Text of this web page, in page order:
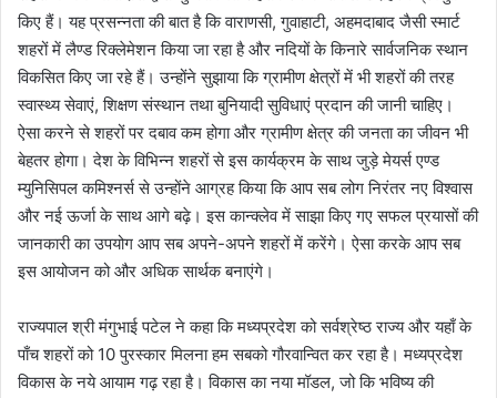
किए हैं। यह प्रसन्नता की बात है कि वाराणसी, गुवाहाटी, अहमदाबाद जैसी स्मार्ट
शहरों में लैण्ड रिक्लेमेशन किया जा रहा है और नदियों के किनारे सार्वजनिक स्थान
विकसित किए जा रहे हैं। उन्होंने सुझाया कि ग्रामीण क्षेत्रों में भी शहरों की तरह
स्वास्थ्य सेवाएं, शिक्षण संस्थान तथा बुनियादी सुविधाएं प्रदान की जानी चाहिए।
ऐसा करने से शहरों पर दबाव कम होगा और ग्रामीण क्षेत्र की जनता का जीवन भी
बेहतर होगा। देश के विभिन्न शहरों से इस कार्यक्रम के साथ जुड़े मेयर्स एण्ड
म्युनिसिपल कमिश्नर्स से उन्होंने आग्रह किया कि आप सब लोग निरंतर नए विश्वास
और नई ऊर्जा के साथ आगे बढ़े। इस कान्क्लेव में साझा किए गए सफल प्रयासों की
जानकारी का उपयोग आप सब अपने-अपने शहरों में करेंगे। ऐसा करके आप सब
इस आयोजन को और अधिक सार्थक बनाएंगे।
राज्यपाल श्री मंगुभाई पटेल ने कहा कि मध्यप्रदेश को सर्वश्रेष्ठ राज्य और यहाँ के
पाँच शहरों को 10 पुरस्कार मिलना हम सबको गौरवान्वित कर रहा है। मध्यप्रदेश
विकास के नये आयाम गढ़ रहा है। विकास का नया मॉडल, जो कि भविष्य की